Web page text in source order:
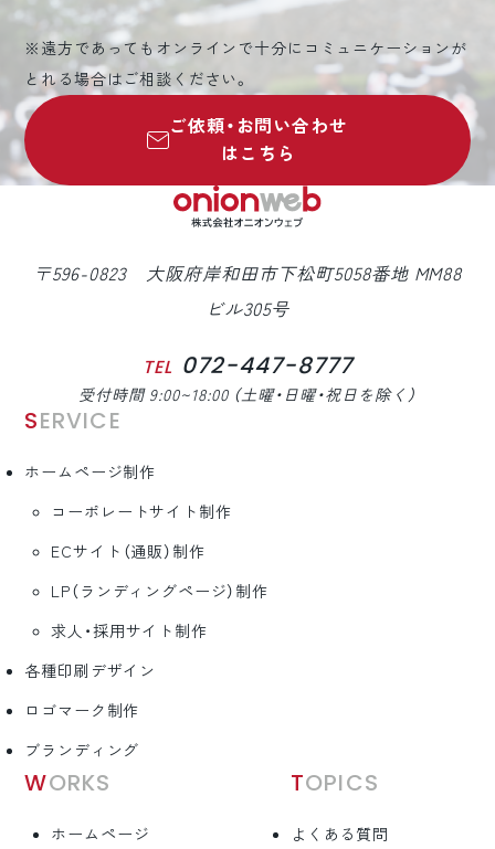
※遠方であってもオンラインで十分にコミュニケーションが
とれる場合はご相談ください。
ご依頼・お問い合わせ
はこちら
〒596-0823 大阪府岸和田市下松町5058番地 MM88
ビル305号
TEL 072-447-8777
受付時間 9:00~18:00 （土曜・日曜・祝日を除く）
SERVICE
ホームページ制作
コーポレートサイト制作
ECサイト（通販）制作
LP（ランディングページ）制作
求人・採用サイト制作
各種印刷デザイン
ロゴマーク制作
ブランディング
WORKS
ホームページ
TOPICS
よくある質問